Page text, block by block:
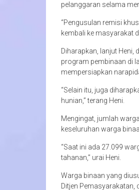
pelanggaran selama
“Pengusulan remisi
kembali ke masyarakat
Diharapkan, lanjut
program pembinaan di
mempersiapkan
“Selain itu, juga
hunian,” terang Heni.
Mengingat, jumlah
keseluruhan warga
“Saat ini ada 27.099
tahanan,” urai Heni.
Warga binaan yang
Ditjen Pemasyarakatan,